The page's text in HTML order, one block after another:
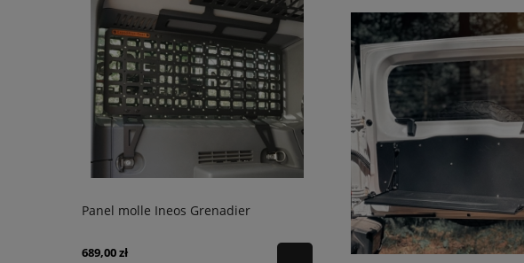
Panel molle Ineos Grenadier
689,00 zł